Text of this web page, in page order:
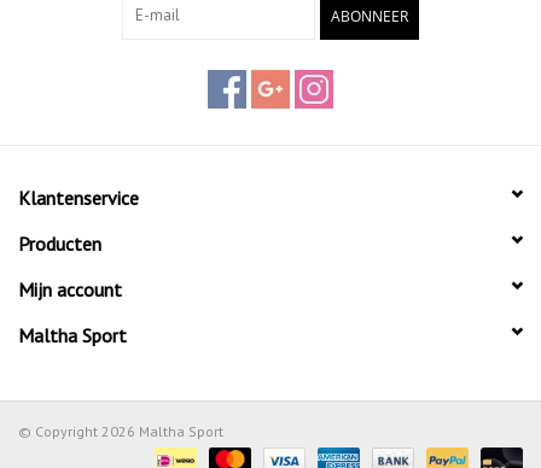
ABONNEER
Klantenservice
Producten
Mijn account
Maltha Sport
© Copyright 2026 Maltha Sport